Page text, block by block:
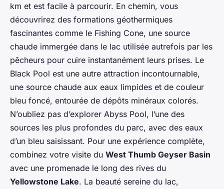
km et est facile à parcourir. En chemin, vous
découvrirez des formations géothermiques
fascinantes comme le Fishing Cone, une source
chaude immergée dans le lac utilisée autrefois par les
pêcheurs pour cuire instantanément leurs prises. Le
Black Pool est une autre attraction incontournable,
une source chaude aux eaux limpides et de couleur
bleu foncé, entourée de dépôts minéraux colorés.
N’oubliez pas d’explorer Abyss Pool, l’une des
sources les plus profondes du parc, avec des eaux
d’un bleu saisissant. Pour une expérience complète,
combinez votre visite du West Thumb Geyser Basin
avec une promenade le long des rives du
Yellowstone Lake. La beauté sereine du lac,